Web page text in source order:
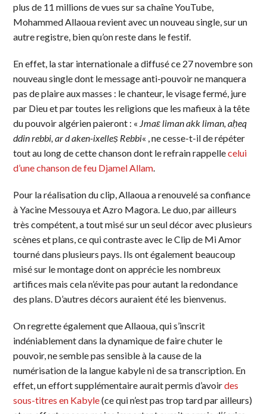
plus de 11 millions de vues sur sa chaîne YouTube,
Mohammed Allaoua revient avec un nouveau single, sur un
autre registre, bien qu’on reste dans le festif.
En effet, la star internationale a diffusé ce 27 novembre son
nouveau single dont le message anti-pouvoir ne manquera
pas de plaire aux masses : le chanteur, le visage fermé, jure
par Dieu et par toutes les religions que les mafieux à la tête
du pouvoir algérien paieront : « Jmaɛ liman akk liman, aḥeq
ddin rebbi, ar d aken-ixelleṣ Rebbi« , ne cesse-t-il de répéter
tout au long de cette chanson dont le refrain rappellecelui
d’une chanson de feu Djamel Allam.
Pour la réalisation du clip, Allaoua a renouvelé sa confiance
à Yacine Messouya et Azro Magora. Le duo, par ailleurs
très compétent, a tout misé sur un seul décor avec plusieurs
scènes et plans, ce qui contraste avec le Clip de Mi Amor
tourné dans plusieurs pays. Ils ont également beaucoup
misé sur le montage dont on apprécie les nombreux
artifices mais cela n’évite pas pour autant la redondance
des plans. D’autres décors auraient été les bienvenus.
On regrette également que Allaoua, qui s’inscrit
indéniablement dans la dynamique de faire chuter le
pouvoir, ne semble pas sensible à la cause de la
numérisation de la langue kabyle ni de sa transcription. En
effet, un effort supplémentaire aurait permis d’avoirdes
sous-titres en Kabyle(ce qui n’est pas trop tard par ailleurs)